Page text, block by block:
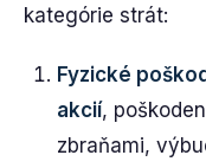
kategórie strát:
Fyzické
akcií,
zbraňami,